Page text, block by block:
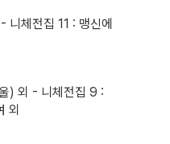
체전집 11 : 맹신에
) 외 - 니체전집 9 :
외